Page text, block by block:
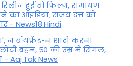
हुई वो फिल्म, रामायण
का आइडिया, संजय दत्त को
- News18 Hindi
न बॉयफ्रेंड-न शादी करना
बहन, 50 की उम्र में सिंगल,
- Aaj Tak News